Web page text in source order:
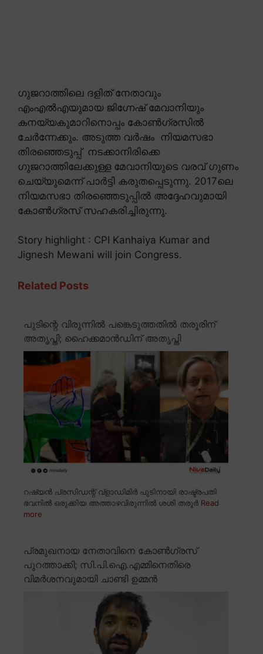
ഗുജറാത്തിലെ ദളിത് നേതാവും
എംഎൽഎയുമായ ജിഗ്നേഷ് മേവാനിയും
കനയ്യകുമാറിനൊപ്പം കോൺഗ്രസിൽ
ചേർന്നേക്കും. അടുത്ത വർഷം നിയമസഭാ
തിരഞ്ഞെടുപ്പ് നടക്കാനിരിക്കെ
ഗുജറാത്തിലേക്കുള്ള മേവാനിയുടെ വരവ് ഗുണം
ചെയ്യുമെന്ന് പാർട്ടി കരുതപ്പെടുന്നു. 2017ലെ
നിയമസഭാ തിരഞ്ഞെടുപ്പിൽ അദ്ദേഹവുമായി
കോൺഗ്രസ് സഹകരിച്ചിരുന്നു.
Story highlight : CPI Kanhaiya Kumar and
Jignesh Mewani will join Congress.
Related Posts
പുടിന്റെ വിരുന്നിൽ പങ്കെടുത്തതിൽ തരൂരിന്
അതൃപ്തി; ഹൈക്കമാൻഡിന് അതൃപ്തി
റഷ്യൻ പ്രസിഡന്റ് വ്ളാഡിമിർ പുടിനായി രാഷ്ട്രപതി
ഭവനിൽ ഒരുക്കിയ അത്താഴവിരുന്നിൽ ശശി തരൂർ Read
more
പ്രമുഖനായ നേതാവിനെ കോൺഗ്രസ്
പുറത്താക്കി; സി.പി.ഐ.എമ്മിനെതിരെ
വിമർശനവുമായി ചാണ്ടി ഉമ്മൻ